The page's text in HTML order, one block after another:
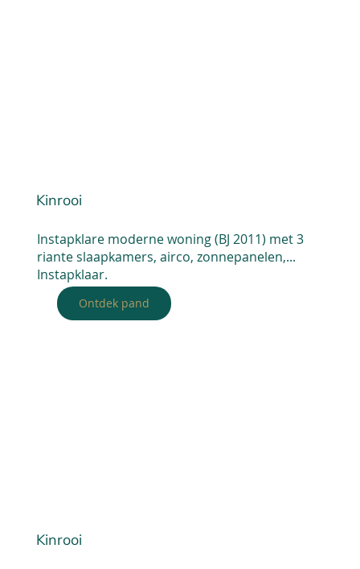
Kinrooi
Instapklare moderne woning (BJ 2011) met 3
riante slaapkamers, airco, zonnepanelen,...
Instapklaar.
Ontdek pand
Kinrooi